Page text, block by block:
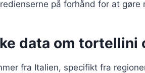
på forhånd for at gøre
data om tortellini
fra Italien, specifikt fra